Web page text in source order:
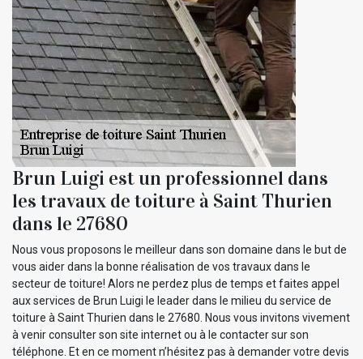
Brun Luigi est un professionnel dans
les travaux de toiture à Saint Thurien
dans le 27680
Nous vous proposons le meilleur dans son domaine dans le but de
vous aider dans la bonne réalisation de vos travaux dans le
secteur de toiture! Alors ne perdez plus de temps et faites appel
aux services de Brun Luigi le leader dans le milieu du service de
toiture à Saint Thurien dans le 27680. Nous vous invitons vivement
à venir consulter son site internet ou à le contacter sur son
téléphone. Et en ce moment n’hésitez pas à demander votre devis